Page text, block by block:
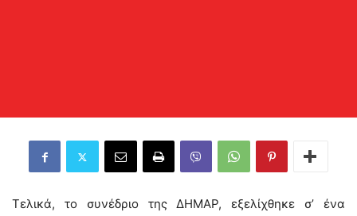
Τελικά, το συνέδριο της ΔΗΜΑΡ, εξελίχθηκε σ’ ένα